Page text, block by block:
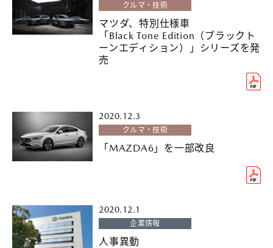
クルマ・技術
マツダ、特別仕様車
「Black Tone Edition（ブラックト
ーンエディション）」シリーズを発
売
2020.12.3
クルマ・技術
「MAZDA6」を一部改良
2020.12.1
企業情報
人事異動